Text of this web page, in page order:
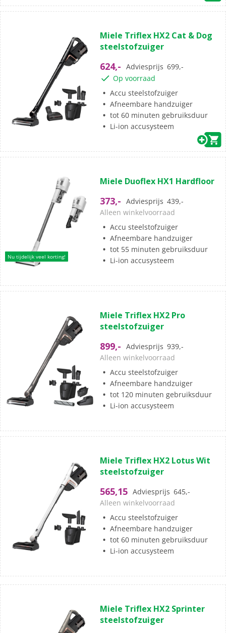
van
de
sterren.
3
beoordelingen
Miele Triflex HX2 Cat & Dog
steelstofzuiger
624,- Adviesprijs 699,-
Op voorraad
Accu steelstofzuiger
Afneembare handzuiger
tot 60 minuten gebruiksduur
Li-ion accusysteem
Nu tijdelijk veel korting!
van
5
sterren.
40
beoordelingen
Miele Duoflex HX1 Hardfloor
373,- Adviesprijs 439,-
Alleen winkelvoorraad
Accu steelstofzuiger
Afneembare handzuiger
tot 55 minuten gebruiksduur
Li-ion accusysteem
van
de
sterren.
3
beoordelingen
Miele Triflex HX2 Pro
steelstofzuiger
899,- Adviesprijs 939,-
Alleen winkelvoorraad
Accu steelstofzuiger
Afneembare handzuiger
tot 120 minuten gebruiksduur
Li-ion accusysteem
van
de
sterren.
Miele Triflex HX2 Lotus Wit
steelstofzuiger
565,15 Adviesprijs 645,-
Alleen winkelvoorraad
Accu steelstofzuiger
Afneembare handzuiger
tot 60 minuten gebruiksduur
Li-ion accusysteem
van
de
Miele Triflex HX2 Sprinter
steelstofzuiger